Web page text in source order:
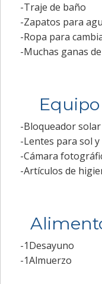
-Traje de baño
-Zapatos para
-Ropa para
-Muchas ganas
-Bloqueador solar
-Lentes para sol
-Cámara
-Artículos de
-1Desayuno
-1Almuerzo